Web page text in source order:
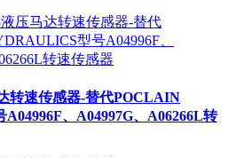
转速传感器-替代POCLAIN
、A04997G、A06266L转